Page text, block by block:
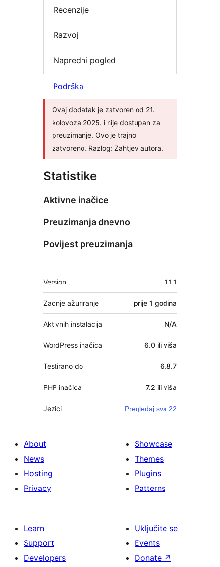
Recenzije
Razvoj
Napredni pogled
Podrška
Ovaj dodatak je zatvoren od 21.
kolovoza 2025. i nije dostupan za
preuzimanje. Ovo je trajno
zatvoreno. Razlog: Zahtjev autora.
Statistike
Aktivne inačice
Preuzimanja dnevno
Povijest preuzimanja
Meta
Version 1.1.1
Zadnje ažuriranje prije 1 godina
Aktivnih instalacija N/A
WordPress inačica 6.0 ili viša
Testirano do 6.8.7
PHP inačica 7.2 ili viša
Jezici Pregledaj sva 22
About
News
Hosting
Privacy
Showcase
Themes
Plugins
Patterns
Learn
Support
Developers
Uključite se
Events
Donate ↗